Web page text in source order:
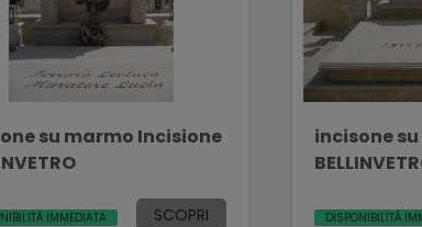
su marmo Incisione
IMMEDIATA SCOPRI
incisone
DISPONIBILITÀ